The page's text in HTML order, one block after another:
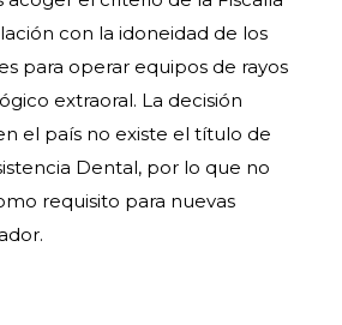
con la idoneidad de los
para operar equipos de rayos
extraoral. La decisión
el país no existe el título de
Dental, por lo que no
requisito para nuevas